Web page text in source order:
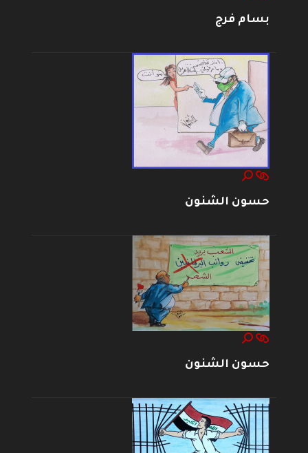
بسام فرج
حسون الشنون
حسون الشنون